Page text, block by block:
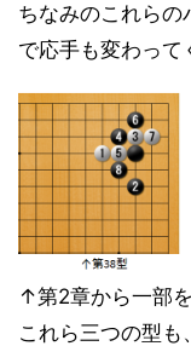
ちなみのこれらの
で応手も変わって
↑第2章から一部
これら三つの型